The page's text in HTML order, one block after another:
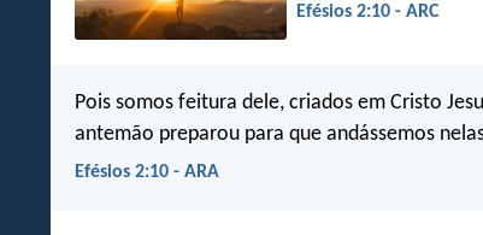
Efésios 2:10 - ARC
Pois somos feitura dele, criados em Cristo
antemão preparou para que andássemos
Efésios 2:10 - ARA